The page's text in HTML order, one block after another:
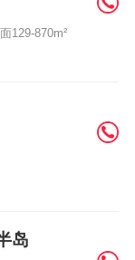
129-870m²
岛